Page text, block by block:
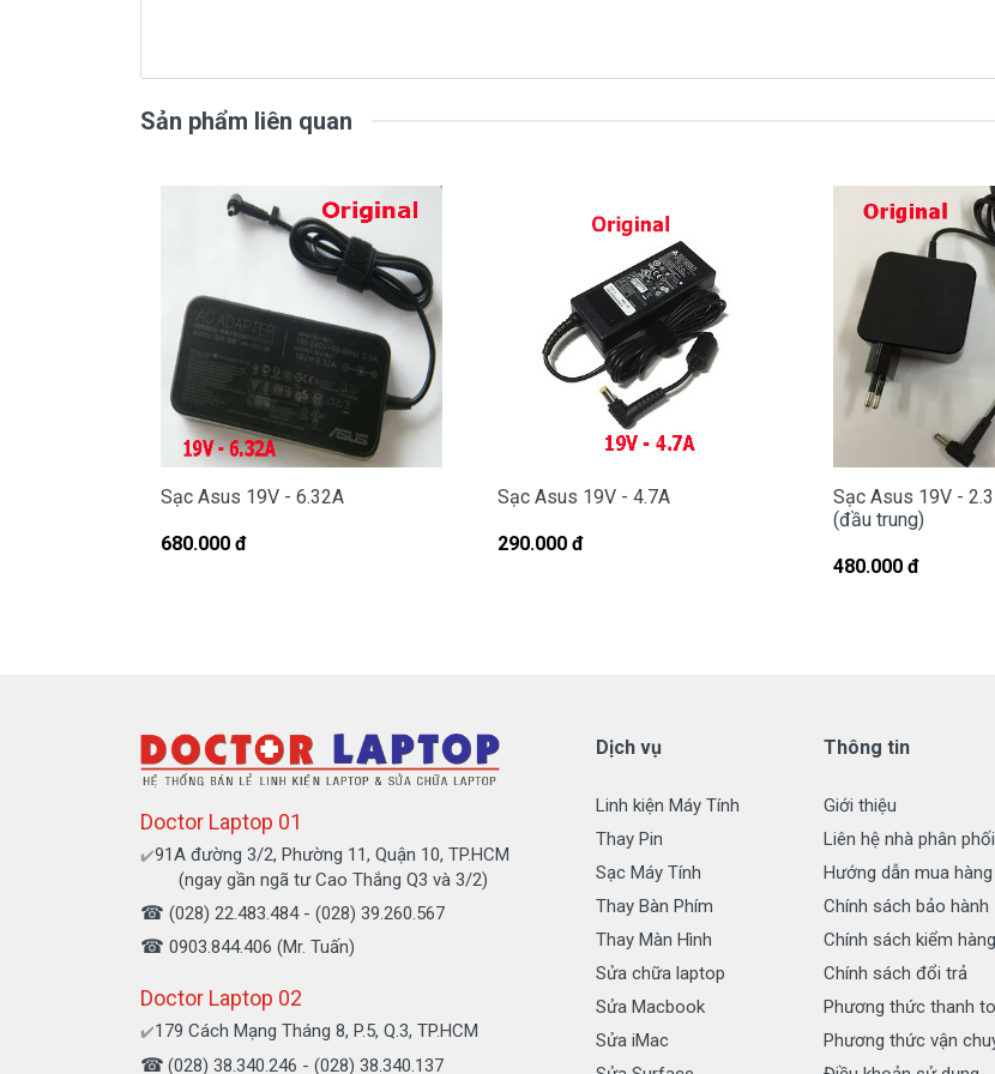
( sạc chính hãng này là hàng xách tay về nhé )
Tai Tphcm nếu sạc Asus của các bạn bị hư, các bạn có thể đến Doctorlaptop Tại Tphcm
- Shop có đội người kiểm tra và thay miễn phí cho các bạn nhé.
Bạn chưa biếtsạc Laptop này có phù hợp với máy của mình hay không?
Bạn chưa biết máy Asus của mình là dòng nào?
Bạn có thể gọi Zalo cho shop tai số 0908251500.
À mà thỉnh thoảng shop bận máy một chút, cứ nhắn tin để chút shop gọi lại cho bạn nhé.
* 1 đổi 1 trong thời gian bảo hành với những điều kiện như sau:
- Trong thời gian xài làm việc nếusạc laptop Asus
nhiều, sạc Asus độ chai quá 70%) chúng tôi xin được thay mới 100% cho khách trong thời gian
hành.
* Các trường hợp không được bảo hành:
- Sạc Asus bị rơi vỡ không còn nguyên dạng.
- Tem niêm phong dán trên sạc bị rách hay có dấu hiệu tẩy xóa
- Tem bảo hành không còn nguyên vẹn.
Sản phẩm liên quan
Sạc Asus 19V - 6.32A
680.000 đ
Sạc Asus 19V - 4.7A
290.000 đ
Sạc Asus 19V -
(đầu trung)
480.000 đ
Doctor Laptop 01
✔️91A đường 3/2, Phường 11, Quận 10, TP.HCM
(ngay gần ngã tư Cao Thắng Q3 và 3/2)
☎ (028) 22.483.484 - (028) 39.260.567
☎ 0903.844.406 (Mr. Tuấn)
Doctor Laptop 02
✔️179 Cách Mạng Tháng 8, P.5, Q.3, TP.HCM
☎ (028) 38.340.246 - (028) 38.340.137
Dịch vụ
Linh kiện Máy Tính
Thay Pin
Sạc Máy Tính
Thay Bàn Phím
Thay Màn Hình
Sửa chữa laptop
Sửa Macbook
Sửa iMac
Thông tin
Giới thiệu
Liên hệ nhà phân phối
Hướng dẫn mua hàng
Chính sách bảo hành
Chính sách kiểm hàng
Chính sách đổi trả
Phương thức thanh
Phương thức vận